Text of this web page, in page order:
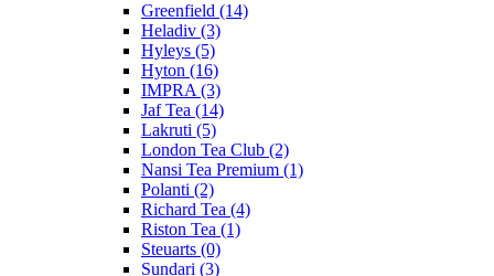
Greenfield (14)
Heladiv (3)
Hyleys (5)
Hyton (16)
IMPRA (3)
Jaf Tea (14)
Lakruti (5)
London Tea Club (2)
Nansi Tea Premium (1)
Polanti (2)
Richard Tea (4)
Riston Tea (1)
Steuarts (0)
Sundari (3)